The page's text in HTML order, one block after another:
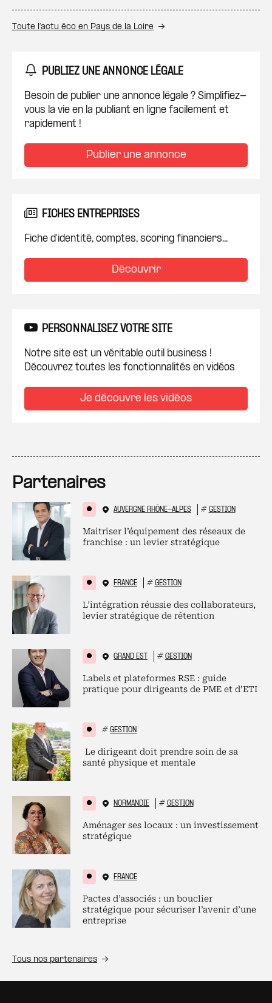
Toute l’actu éco en Pays de la Loire
PUBLIEZ UNE ANNONCE LÉGALE
Besoin de publier une annonce légale ? Simplifiez-
vous la vie en la publiant en ligne facilement et
rapidement !
Publier une annonce
FICHES ENTREPRISES
Fiche d'identité, comptes, scoring financiers...
Découvrir
PERSONNALISEZ VOTRE SITE
Notre site est un véritable outil business !
Découvrez toutes les fonctionnalités en vidéos
Je découvre les vidéos
Partenaires
AUVERGNE RHÔNE-ALPES # GESTION
Maitriser l’équipement des réseaux de
franchise : un levier stratégique
FRANCE # GESTION
L’intégration réussie des collaborateurs,
levier stratégique de rétention
GRAND EST # GESTION
Labels et plateformes RSE : guide
pratique pour dirigeants de PME et d’ETI
# GESTION
Le dirigeant doit prendre soin de sa
santé physique et mentale
NORMANDIE # GESTION
Aménager ses locaux : un investissement
stratégique
FRANCE
Pactes d’associés : un bouclier
stratégique pour sécuriser l’avenir d’une
entreprise
Tous nos partenaires